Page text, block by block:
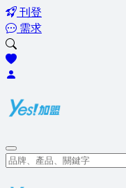
刊登
需求